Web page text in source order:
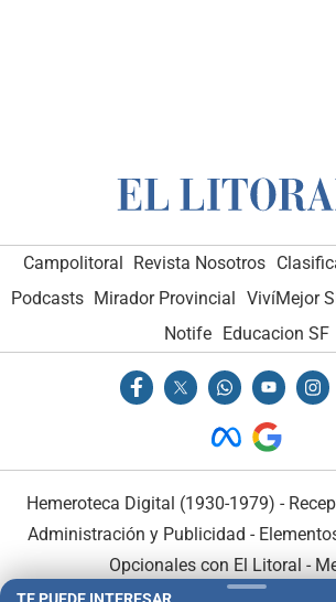
Campolitoral Revista Nosotros
Podcasts Mirador Provincial VivíMejor
Notife Educacion SF
Hemeroteca Digital (1930-1979) -
Administración y Publicidad -
Opcionales con El Litoral -